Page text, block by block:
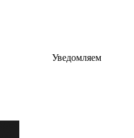
Уведомляем